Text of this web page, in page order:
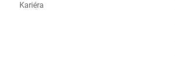
Kariéra